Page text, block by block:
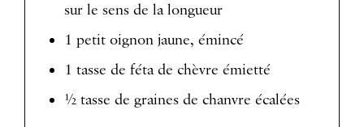
sur le sens de la longueur
1 petit oignon jaune, émincé
1 tasse de féta de chèvre émietté
½ tasse de graines de chanvre écalées